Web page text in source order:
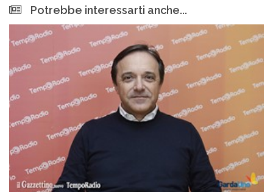
Potrebbe interessarti anche...